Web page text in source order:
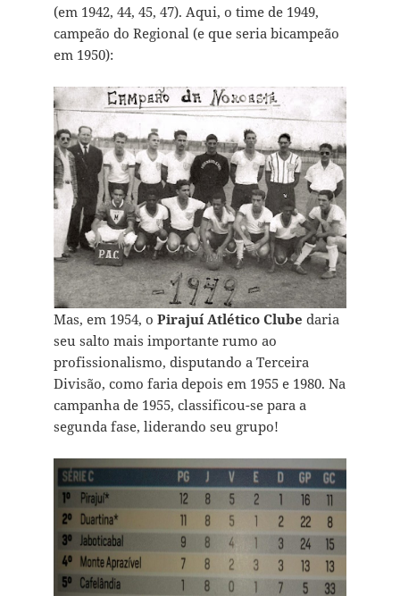
(em 1942, 44, 45, 47). Aqui, o time de 1949,
campeão do Regional (e que seria bicampeão
em 1950):
Mas, em 1954, o Pirajuí Atlético Clube daria
seu salto mais importante rumo ao
profissionalismo, disputando a Terceira
Divisão, como faria depois em 1955 e 1980. Na
campanha de 1955, classificou-se para a
segunda fase, liderando seu grupo!